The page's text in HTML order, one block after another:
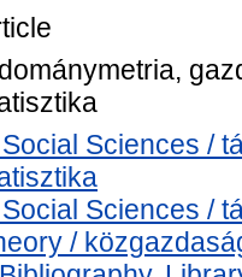
Sciences /
Sciences /
/